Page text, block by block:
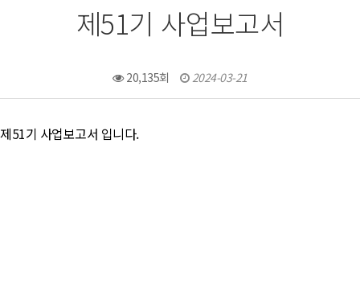
제51기 사업보고서
20,135회 2024-03-21
제51기 사업보고서 입니다.